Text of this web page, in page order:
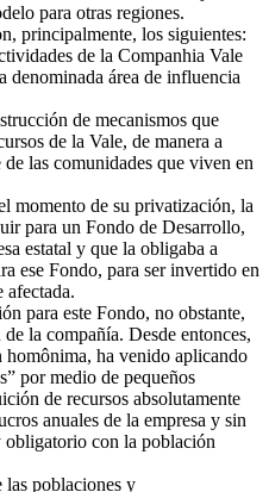
para otras regiones.
principalmente, los siguientes:
de la Companhia Vale
área de influencia
de mecanismos que
de la Vale, de manera a
las comunidades que viven en
momento de su privatización, la
para un Fondo de Desarrollo,
estatal y que la obligaba a
ese Fondo, para ser invertido en
afectada.
para este Fondo, no obstante,
la compañía. Desde entonces,
homônima, ha venido aplicando
por medio de pequeños
de recursos absolutamente
anuales de la empresa y sin
con la población
las poblaciones y